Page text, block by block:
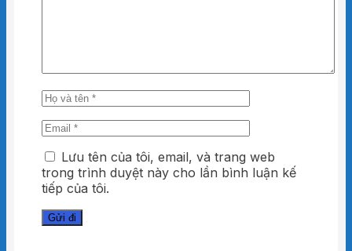
Lưu tên của tôi, email, và trang web
trong trình duyệt này cho lần bình luận kế
tiếp của tôi.